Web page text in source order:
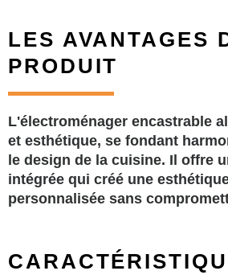
LES AVANTAGES
PRODUIT
L'électroménager encastrable
et esthétique, se fondant
le design de la cuisine. Il offre
intégrée qui créé une
personnalisée sans